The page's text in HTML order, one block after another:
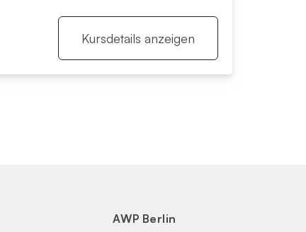
Kursdetails anzeigen
AWP Berlin